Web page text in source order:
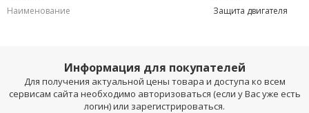
Наименование
Защита двигателя
Информация для покупателей
Для получения актуальной цены товара и доступа ко всем
сервисам сайта необходимо авторизоваться (если у Вас уже есть
логин) или зарегистрироваться.